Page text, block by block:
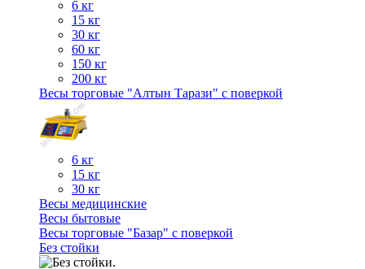
6 кг
15 кг
30 кг
60 кг
150 кг
200 кг
Весы торговые "Алтын Тарази" с поверкой
6 кг
15 кг
30 кг
Весы медицинские
Весы бытовые
Весы торговые "Базар" с поверкой
Без стойки